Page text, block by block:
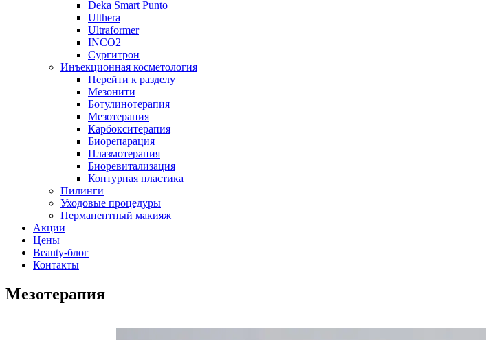
Deka Smart Punto
Ulthera
Ultraformer
INCO2
Сургитрон
Инъекционная косметология
Перейти к разделу
Мезонити
Ботулинотерапия
Мезотерапия
Карбокситерапия
Биорепарация
Плазмотерапия
Биоревитализация
Контурная пластика
Пилинги
Уходовые процедуры
Перманентный макияж
Акции
Цены
Beauty-блог
Контакты
Мезотерапия